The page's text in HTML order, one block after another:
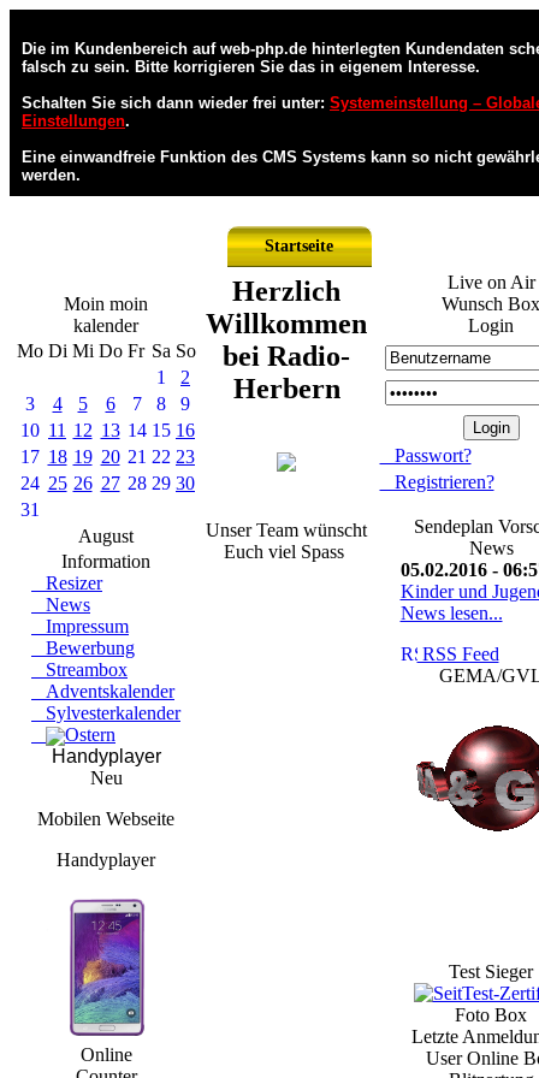
Die im Kundenbereich auf web-php.de hinterlegten Kundendaten
falsch zu sein. Bitte korrigieren Sie das in eigenem Interesse.
Schalten Sie sich dann wieder frei unter: Systemeinstellung –
Einstellungen.
Eine einwandfreie Funktion des CMS Systems kann so nicht
werden.
Startseite
Moin moin
kalender
Mo Di Mi Do Fr Sa So
1
2
3
4 5 6 7 8
9
10 11 12 13 14 15 16
17 18 19 20 21 22 23
24 25 26 27 28 29 30
31
August
Information
Resizer
News
Impressum
Bewerbung
Streambox
Adventskalender
Sylvesterkalender
Ostern
Handyplayer
Neu
Mobilen Webseite
Handyplayer
Online
Herzlich
Willkommen
bei Radio-
Herbern
Unser Team wünscht
Euch viel Spass
Live on Air
Wunsch Box
Login
Passwort?
Registrieren?
Sendeplan
News
05.02.2016 -
Kinder und
News lesen...
RSS Feed
GEMA/
Test Sieger
Foto Box
Letzte
User Online